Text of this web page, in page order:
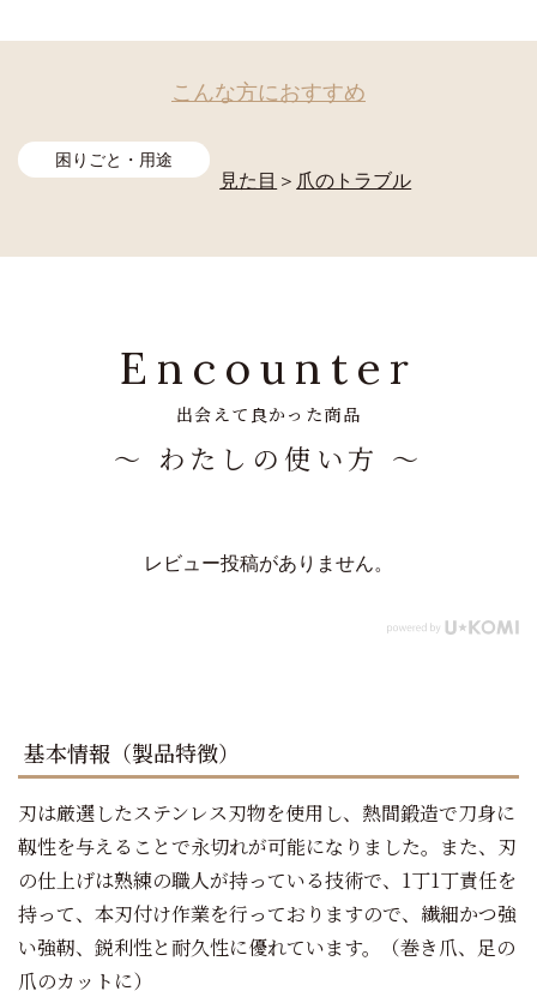
こんな方におすすめ
困りごと・用途
見た目 ＞ 爪のトラブル
Encounter
出会えて良かった商品
～ わたしの使い方 ～
レビュー投稿がありません。
基本情報（製品特徴）
刃は厳選したステンレス刃物を使用し、熱間鍛造で刀身に
靱性を与えることで永切れが可能になりました。また、刃
の仕上げは熟練の職人が持っている技術で、1丁1丁責任を
持って、本刃付け作業を行っておりますので、繊細かつ強
い強靭、鋭利性と耐久性に優れています。（巻き爪、足の
爪のカットに）